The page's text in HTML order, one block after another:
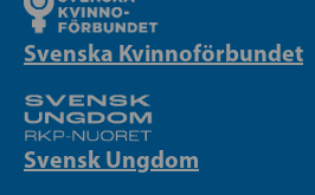
Svenska Kvinnoförbundet
Svensk Ungdom